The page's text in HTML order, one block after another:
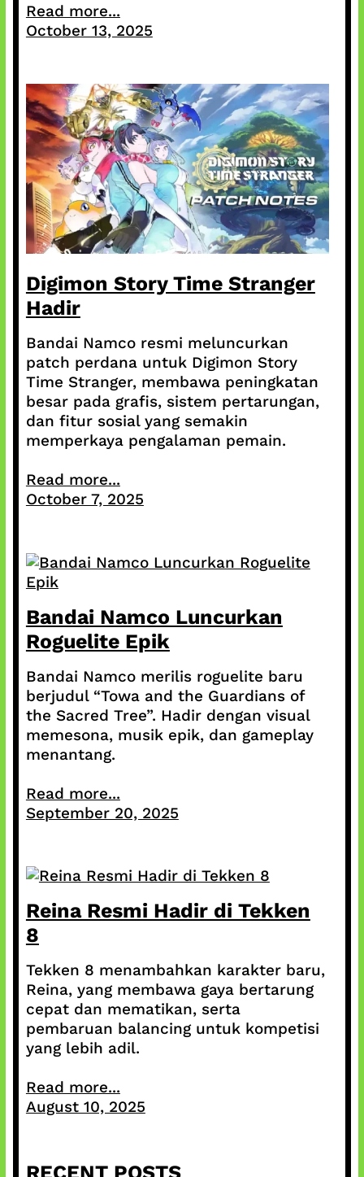
Read more...
October 13, 2025
Digimon Story Time Stranger
Hadir
Bandai Namco resmi meluncurkan
patch perdana untuk Digimon Story
Time Stranger, membawa peningkatan
besar pada grafis, sistem pertarungan,
dan fitur sosial yang semakin
memperkaya pengalaman pemain.
Read more...
October 7, 2025
Bandai Namco Luncurkan
Roguelite Epik
Bandai Namco merilis roguelite baru
berjudul “Towa and the Guardians of
the Sacred Tree”. Hadir dengan visual
memesona, musik epik, dan gameplay
menantang.
Read more...
September 20, 2025
Reina Resmi Hadir di Tekken
8
Tekken 8 menambahkan karakter baru,
Reina, yang membawa gaya bertarung
cepat dan mematikan, serta
pembaruan balancing untuk kompetisi
yang lebih adil.
Read more...
August 10, 2025
RECENT POSTS